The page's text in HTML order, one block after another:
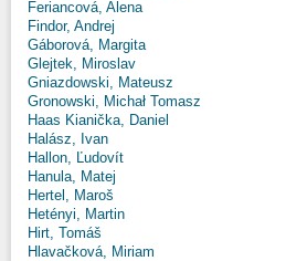
Feriancová, Alena
Findor, Andrej
Gáborová, Margita
Glejtek, Miroslav
Gniazdowski, Mateusz
Gronowski, Michał Tomasz
Haas Kianička, Daniel
Halász, Ivan
Hallon, Ľudovít
Hanula, Matej
Hertel, Maroš
Hetényi, Martin
Hirt, Tomáš
Hlavačková, Miriam